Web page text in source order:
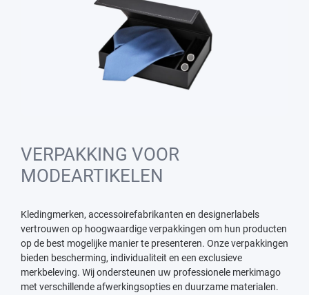
VERPAKKING VOOR
MODEARTIKELEN
Kledingmerken, accessoirefabrikanten en designerlabels
vertrouwen op hoogwaardige verpakkingen om hun producten
op de best mogelijke manier te presenteren. Onze verpakkingen
bieden bescherming, individualiteit en een exclusieve
merkbeleving. Wij ondersteunen uw professionele merkimago
met verschillende afwerkingsopties en duurzame materialen.